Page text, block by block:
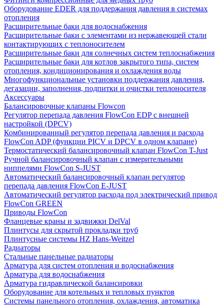
Оборудование EDER для поддержания давления в системах
отопления
Расширительные баки для водоснабжения
Расширительные баки с элементами из нержавеющей стали
контактирующих с теплоносителем
Расширительные баки для солнечных систем теплоснабжения
Расширительные баки для котлов закрытого типа, систем
отопления, кондиционирования и охлаждения воды
Многофункциональные установки поддержания давления,
дегазации, заполнения, подпитки и очистки теплоносителя
Аксессуары
Балансировочные клапаны Flowcon
Регулятор перепада давления FlowСon EDP с внешней
настройкой (DPCV)
Комбинированный регулятор перепада давления и расхода
FlowСon ADP (функции PICV и DPCV в одном клапане)
Термостатический балансировочный клапан FlowСon T-Just
Ручной балансировочный клапан с измерительными
ниппелями FlowСon S-JUST
Автоматический балансировочный клапан регулятор
перепада давления FlowСon E-JUST
Автоматический регулятор расхода под электрический привод
FlowСon GREEN
Приводы FlowCon
Фланцевые краны и задвижки DelVal
Плинтусы для скрытой прокладки труб
Плинтусные системы HZ Hans-Weitzel
Радиаторы
Стальные панельные радиаторы
Арматура для систем отопления и водоснабжения
Арматура для водоснабжения
Арматура гидравлической балансировки
Оборудование для котельных и тепловых пунктов
Системы панельного отопления, охлаждения, автоматика